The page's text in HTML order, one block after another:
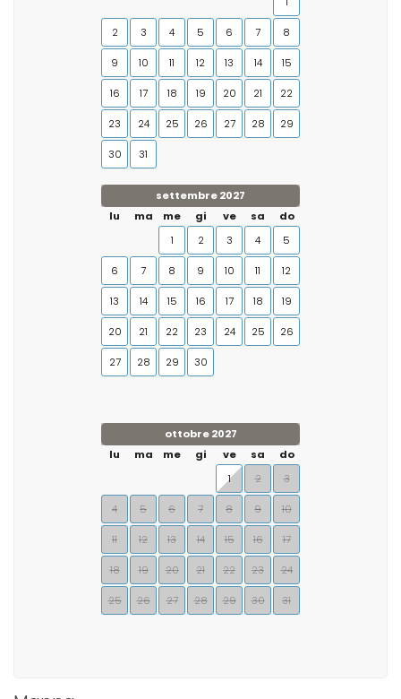
2 3 4 5 6 7 8
9 10 11 12 13 14 15
16 17 18 19 20 21 22
23 24 25 26 27 28 29
30 31
settembre 2027
lu
ma me gi ve sa
do
1
2 3 4 5
6 7 8 9 10 11 12
13 14 15 16 17 18 19
20 21 22 23 24 25 26
27 28 29 30
ottobre 2027
lu
ma me gi ve sa
do
1
2 3
4 5 6 7 8 9 10
11 12 13 14 15 16 17
18 19 20 21 22 23 24
25 26 27 28 29 30 31